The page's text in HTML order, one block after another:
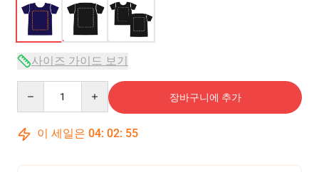
사이즈 가이드 보기
장바구니에 추가
이 세일은 04: 02: 54